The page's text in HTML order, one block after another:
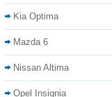
Kia Optima
Mazda 6
Nissan Altima
Opel Insignia